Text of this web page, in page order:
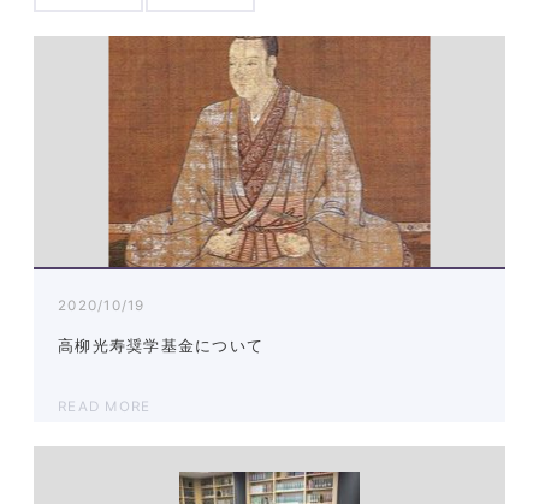
2020/10/19
高柳光寿奨学基金について
READ MORE